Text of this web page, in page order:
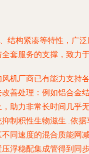
结构紧凑等特性，广
套服务的支撑，致力
机厂商已有能力支
善处理：例如铝合
助力非常长时间几乎
制积性生物滋生…依
同速度的混合质能
浮稳配集成管得到